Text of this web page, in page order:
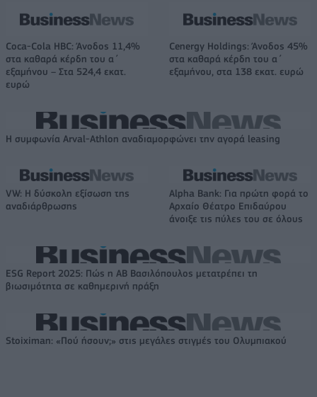
Coca-Cola HBC: Άνοδος 11,4%
στα καθαρά κέρδη του α΄
εξαμήνου – Στα 524,4 εκατ.
ευρώ
Cenergy Holdings: Άνοδος 45%
στα καθαρά κέρδη του α΄
εξαμήνου, στα 138 εκατ. ευρώ
Η συμφωνία Arval-Athlon αναδιαμορφώνει την αγορά leasing
VW: Η δύσκολη εξίσωση της
αναδιάρθρωσης
Alpha Bank: Για πρώτη φορά το
Αρχαίο Θέατρο Επιδαύρου
άνοιξε τις πύλες του σε όλους
ESG Report 2025: Πώς η ΑΒ Βασιλόπουλος μετατρέπει τη
βιωσιμότητα σε καθημερινή πράξη
Stoiximan: «Πού ήσουν;» στις μεγάλες στιγμές του Ολυμπιακού